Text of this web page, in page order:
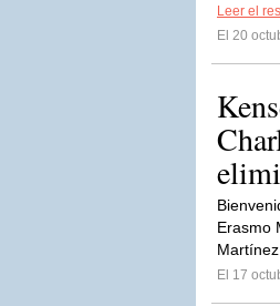
Leer el
El 20
Erasmo
El 17